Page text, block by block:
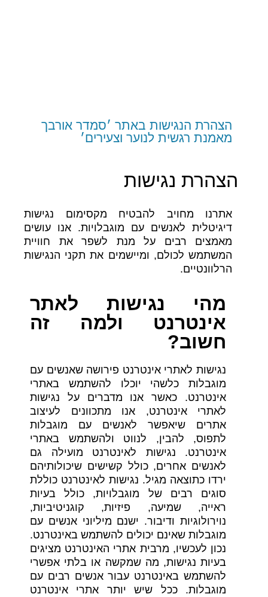
הצהרת הנגישות באתר ׳סמדר אורבך
מאמנת רגשית לנוער וצעירים׳
הצהרת נגישות
אתרנו מחויב להבטיח מקסימום נגישות
דיגיטלית לאנשים עם מוגבלויות. אנו עושים
מאמצים רבים על מנת לשפר את חוויית
המשתמש לכולם, ומיישמים את תקני הנגישות
הרלוונטיים.
מהי נגישות לאתר
אינטרנט ולמה זה
חשוב?
נגישות לאתרי אינטרנט פירושה שאנשים עם
מוגבלות כלשהי יוכלו להשתמש באתרי
אינטרנט. כאשר אנו מדברים על נגישות
לאתרי אינטרנט, אנו מתכוונים לעיצוב
אתרים שיאפשר לאנשים עם מוגבלות
לתפוס, להבין, לנווט ולהשתמש באתרי
אינטרנט. נגישות לאינטרנט מועילה גם
לאנשים אחרים, כולל קשישים שיכולותיהם
ירדו כתוצאה מגיל. נגישות לאינטרנט כוללת
סוגים רבים של מוגבלויות, כולל בעיות
ראייה, שמיעה, פיזיות, קוגניטיביות,
נוירולוגיות ודיבור. ישנם מיליוני אנשים עם
מוגבלות שאינם יכולים להשתמש באינטרנט.
נכון לעכשיו, מרבית אתרי האינטרנט מציגים
בעיות נגישות, מה שמקשה או בלתי אפשרי
להשתמש באינטרנט עבור אנשים רבים עם
מוגבלות. ככל שיש יותר אתרי אינטרנט